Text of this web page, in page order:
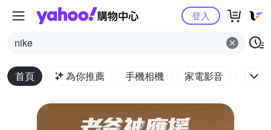
Yahoo購物中心
nike
登入
首頁 為你推薦 手機相機 家電影音 電腦